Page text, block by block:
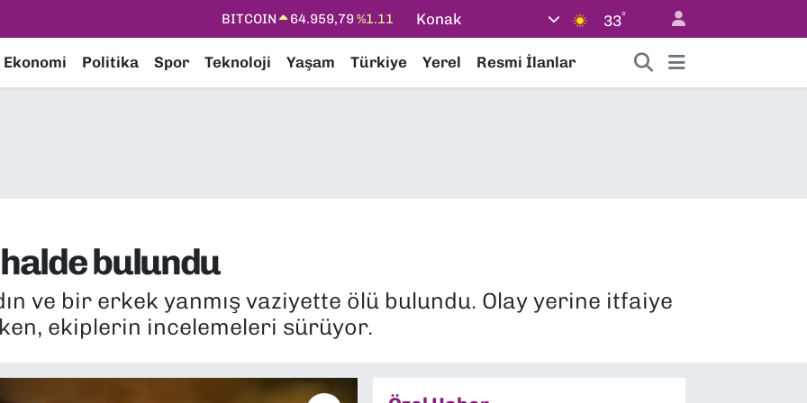
DOLAR 47,7436%0.18
STERLİN
64,4811%0.38
Konak 33°
Ekonomi Politika Spor Teknoloji Yaşam Türkiye Yerel Resmi İlanlar
bulundu
ve bir erkek yanmış vaziyette ölü bulundu. Olay yerine itfaiye
ekiplerin incelemeleri sürüyor.